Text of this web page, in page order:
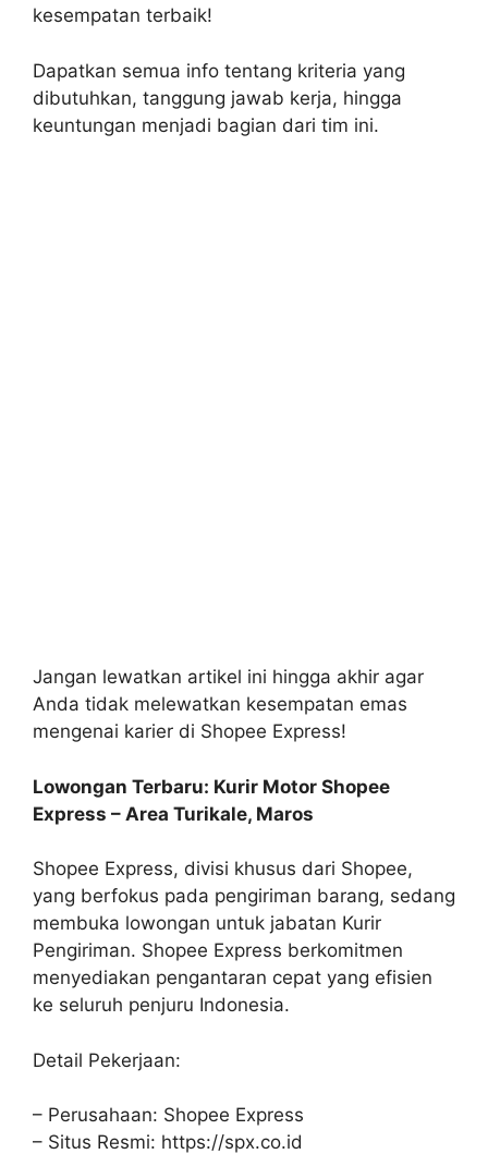
kesempatan terbaik!
Dapatkan semua info tentang kriteria yang
dibutuhkan, tanggung jawab kerja, hingga
keuntungan menjadi bagian dari tim ini.
Jangan lewatkan artikel ini hingga akhir agar
Anda tidak melewatkan kesempatan emas
mengenai karier di Shopee Express!
Lowongan Terbaru: Kurir Motor Shopee
Express – Area Turikale, Maros
Shopee Express, divisi khusus dari Shopee,
yang berfokus pada pengiriman barang, sedang
membuka lowongan untuk jabatan Kurir
Pengiriman. Shopee Express berkomitmen
menyediakan pengantaran cepat yang efisien
ke seluruh penjuru Indonesia.
Detail Pekerjaan:
– Perusahaan: Shopee Express
– Situs Resmi: https://spx.co.id